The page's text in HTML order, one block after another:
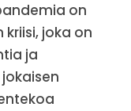
on
joka on
ja